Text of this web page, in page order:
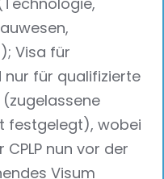
Visa für
für qualifizierte
festgelegt), wobei
nun vor der
Visum